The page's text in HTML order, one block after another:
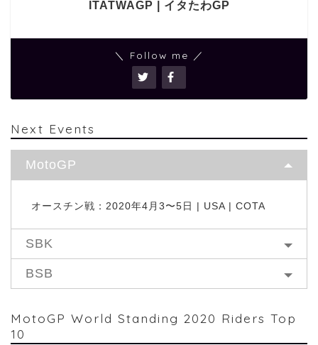
ITATWAGP | イタたわGP
＼ Follow me ／
Next Events
MotoGP
オースチン戦：2020年4月3〜5日 | USA | COTA
SBK
BSB
MotoGP World Standing 2020 Riders Top
10